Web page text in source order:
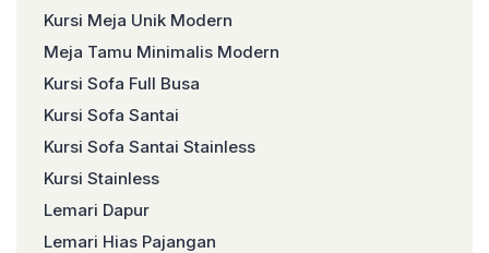
Kursi Meja Unik Modern
Meja Tamu Minimalis Modern
Kursi Sofa Full Busa
Kursi Sofa Santai
Kursi Sofa Santai Stainless
Kursi Stainless
Lemari Dapur
Lemari Hias Pajangan